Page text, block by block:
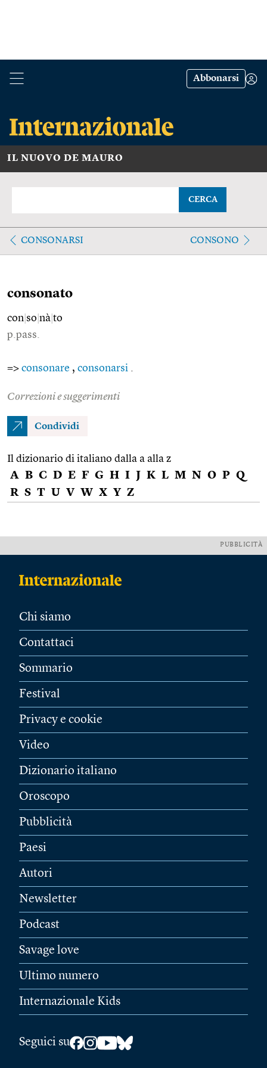
Abbonarsi
IL NUOVO DE MAURO
CERCA
CONSONARSI CONSONO
consonato
con so nà to
p.pass.
=> consonare , consonarsi
Correzioni e suggerimenti
Condividi
Il dizionario di italiano dalla a alla z
A B C D E F G H I J K L M N O P Q
R S T U V W X Y Z
PUBBLICITÀ
Chi siamo
Contattaci
Sommario
Festival
Privacy e cookie
Video
Dizionario italiano
Oroscopo
Pubblicità
Paesi
Autori
Newsletter
Podcast
Savage love
Ultimo numero
Internazionale Kids
Seguici su